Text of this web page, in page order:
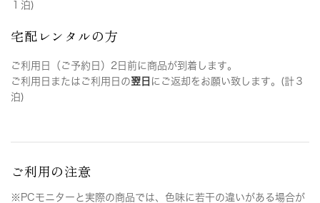
１泊)
宅配レンタルの方
ご利用日（ご予約日）2日前に商品が到着します。
ご利用日またはご利用日の翌日 にご返却をお願い致します。(計３
泊)
ご利用の注意
※PCモニターと実際の商品では、色味に若干の違いがある場合が